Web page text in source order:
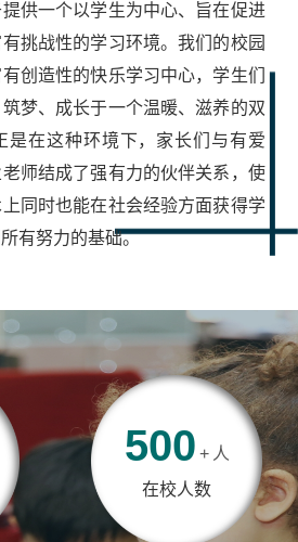
供一个以学生为中心、旨在促进
挑战性的学习环境。我们的校园
创造性的快乐学习中心，学生们
梦、成长于一个温暖、滋养的双
是在这种环境下，家长们与有爱
师结成了强有力的伙伴关系，使
同时也能在社会经验方面获得学
有努力的基础。
500 + 人
在校人数